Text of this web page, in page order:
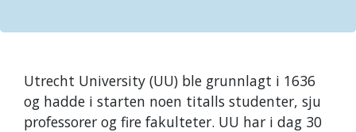
Utrecht University (UU) ble grunnlagt i 1636
og hadde i starten noen titalls studenter, sju
professorer og fire fakulteter. UU har i dag 30